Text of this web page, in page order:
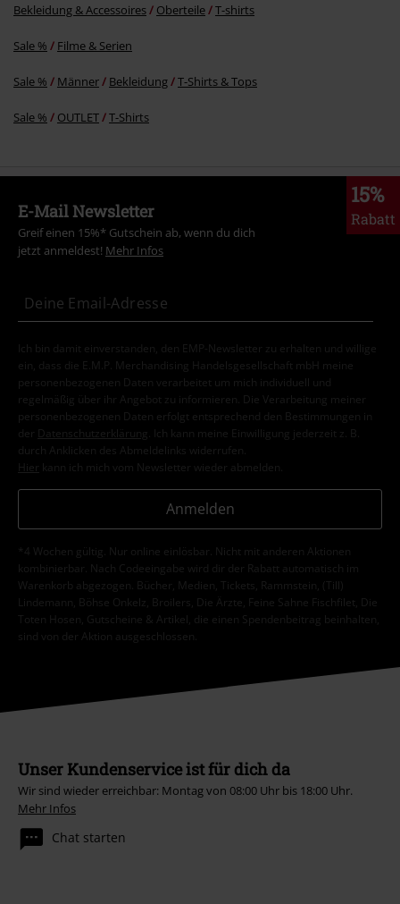
Bekleidung & Accessoires Oberteile T-shirts
Sale % Filme & Serien
Sale % Männer Bekleidung T-Shirts & Tops
Sale % OUTLET T-Shirts
15%
Rabatt
E-Mail Newsletter
Greif einen 15%* Gutschein ab, wenn du dich
jetzt anmeldest! Mehr Infos
Ich bin damit einverstanden, den EMP-Newsletter zu erhalten und willige
ein, dass die E.M.P. Merchandising Handelsgesellschaft mbH meine
personenbezogenen Daten verarbeitet um mich individuell und
regelmäßig über ihr Angebot zu informieren. Die Verarbeitung meiner
personenbezogenen Daten erfolgt entsprechend den Bestimmungen in
der
Datenschutzerklärung
. Ich kann meine Einwilligung jederzeit z. B.
durch Anklicken des Abmeldelinks widerrufen.
Hier kann ich mich vom Newsletter wieder abmelden.
Anmelden
*4 Wochen gültig. Nur online einlösbar. Nicht mit anderen Aktionen
kombinierbar. Nach Codeeingabe wird dir der Rabatt automatisch im
Warenkorb abgezogen. Bücher, Medien, Tickets, Rammstein, (Till)
Lindemann, Böhse Onkelz, Broilers, Die Ärzte, Feine Sahne Fischfilet, Die
Toten Hosen, Gutscheine & Artikel, die einen Spendenbeitrag beinhalten,
sind von der Aktion ausgeschlossen.
Unser Kundenservice ist für dich da
Wir sind wieder erreichbar: Montag von 08:00 Uhr bis 18:00 Uhr.
Mehr Infos
Chat starten